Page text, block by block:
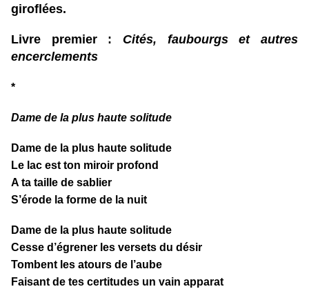
giroflées.
Livre premier : Cités, faubourgs et autres
encerclements
*
Dame de la plus haute solitude
Dame de la plus haute solitude
Le lac est ton miroir profond
A ta taille de sablier
S’érode la forme de la nuit
Dame de la plus haute solitude
Cesse d’égrener les versets du désir
Tombent les atours de l’aube
Faisant de tes certitudes un vain apparat